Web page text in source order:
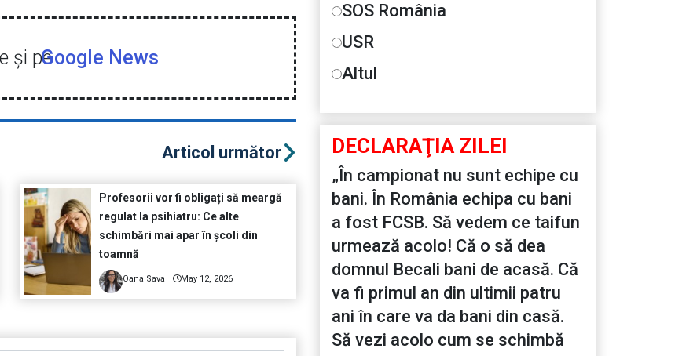
şi peGoogle News
Articol următor
Profesorii vor fi obligați să meargă
regulat la psihiatru: Ce alte
schimbări mai apar în școli din
toamnă
Oana Sava May 12, 2026
SOS România
USR
Altul
DECLARAŢIA ZILEI
„În campionat nu sunt echipe cu
bani. În România echipa cu bani
a fost FCSB. Să vedem ce taifun
urmează acolo! Că o să dea
domnul Becali bani de acasă. Că
va fi primul an din ultimii patru
ani în care va da bani din casă.
Să vezi acolo cum se schimbă